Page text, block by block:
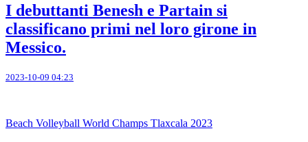
I debuttanti Benesh e Partain si
classificano primi nel loro girone in
Messico.
2023-10-09 04:23
Beach Volleyball World Champs Tlaxcala 2023